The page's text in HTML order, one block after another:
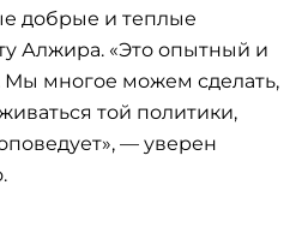
добрые и теплые
Алжира. «Это опытный и
многое можем сделать,
той политики,
— уверен